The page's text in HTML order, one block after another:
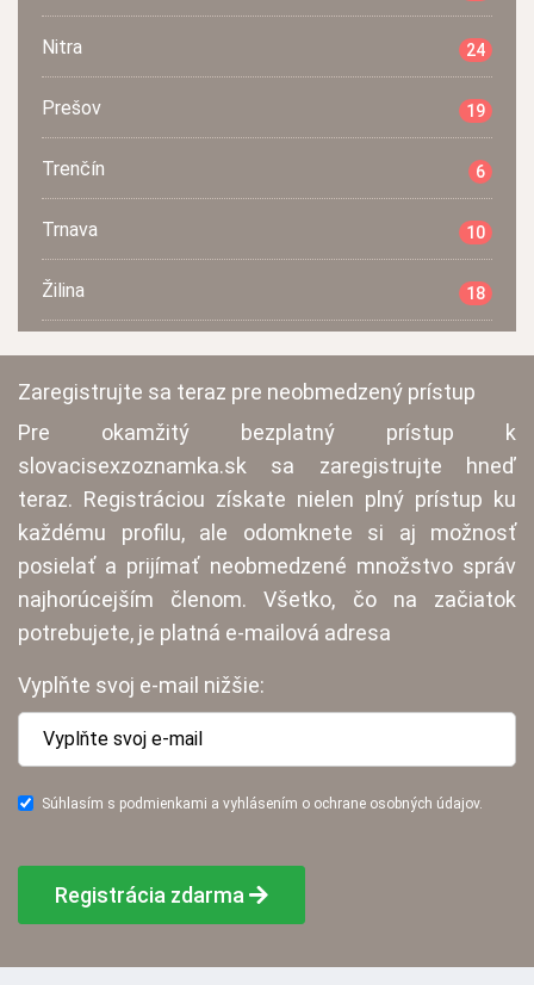
Nitra 24
Prešov 19
Trenčín 6
Trnava 10
Žilina 18
Zaregistrujte sa teraz pre neobmedzený prístup
Pre okamžitý bezplatný prístup k
slovacisexzoznamka.sk sa zaregistrujte hneď
teraz. Registráciou získate nielen plný prístup ku
každému profilu, ale odomknete si aj možnosť
posielať a prijímať neobmedzené množstvo správ
najhorúcejším členom. Všetko, čo na začiatok
potrebujete, je platná e-mailová adresa
Vyplňte svoj e-mail nižšie:
Súhlasím s podmienkami a vyhlásením o ochrane osobných údajov.
Registrácia zdarma